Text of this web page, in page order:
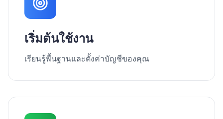
เริ่มต้นใช้งาน
เรียนรู้พื้นฐานและตั้งค่าบัญชีของคุณ